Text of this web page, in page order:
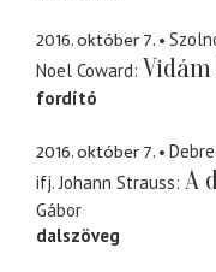
2016. október 7.
Noel Coward
fordító
2016. október 7.
ifj. Johann Strauss A
Gábor
dalszöveg